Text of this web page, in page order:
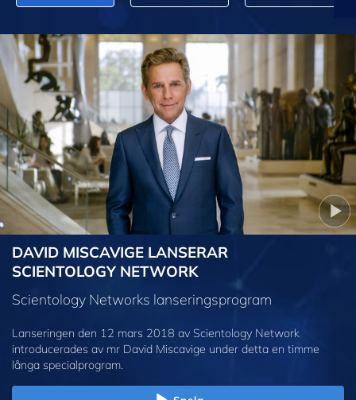
DAVID MISCAVIGE LANSERAR
SCIENTOLOGY NETWORK
Scientology Networks lanseringsprogram
Lanseringen den 12 mars 2018 av Scientology Network
introducerades av mr David Miscavige under detta en timme
långa specialprogram.